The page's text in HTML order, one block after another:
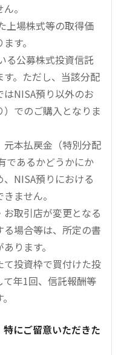
。
上場株式等の取得価
す。
る公募株式投資信託
。ただし、当該分配
NISA預り以外のお
でのご購入となりま
本払戻金（特別分配
であるかどうかにか
NISA預りにおける
ません。
取引店が変更となる
場合等は、所定の書
ります。
投資枠で買付けた投
年1回、信託報酬等
にご留意いただきた